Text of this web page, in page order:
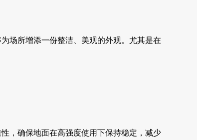
场所增添一份整洁、美观的外观。尤其是在
，确保地面在高强度使用下保持稳定，减少